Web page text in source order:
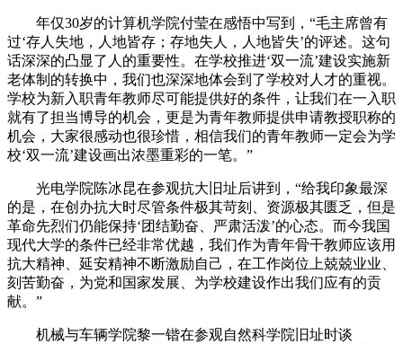
年仅30岁的计算机学院付莹在感悟中写到，“毛主席曾有
过‘存人失地，人地皆存；存地失人，人地皆失’的评述。这句
话深深的凸显了人的重要性。在学校推进‘双一流’建设实施新
老体制的转换中，我们也深深地体会到了学校对人才的重视。
学校为新入职青年教师尽可能提供好的条件，让我们在一入职
就有了担当博导的机会，更是为青年教师提供申请教授职称的
机会，大家很感动也很珍惜，相信我们的青年教师一定会为学
校‘双一流’建设画出浓墨重彩的一笔。”
光电学院陈冰昆在参观抗大旧址后讲到，“给我印象最深
的是，在创办抗大时尽管条件极其苛刻、资源极其匮乏，但是
革命先烈们仍能保持‘团结勤奋、严肃活泼’的心态。而今我国
现代大学的条件已经非常优越，我们作为青年骨干教师应该用
抗大精神、延安精神不断激励自己，在工作岗位上兢兢业业、
刻苦勤奋，为党和国家发展、为学校建设作出我们应有的贡
献。”
机械与车辆学院黎一锴在参观自然科学院旧址时谈